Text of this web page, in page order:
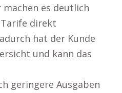
es deutlich
direkt
hat der Kunde
und kann das
geringere Ausgaben